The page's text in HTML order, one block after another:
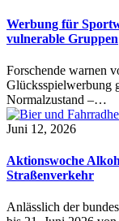
Werbung für
vulnerable Gruppen
Forschende warnen
Glücksspielwerbung
Normalzustand –…
Juni 12, 2026
Aktionswoche
Straßenverkehr
Anlässlich der